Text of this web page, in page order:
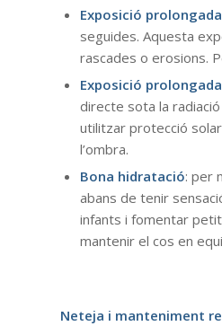
Exposició prolongada
seguides. Aquesta
rascades o erosions.
Exposició
directe sota la
utilitzar protecció
l’ombra.
Bona hidratació: per
abans de tenir
infants i fomentar
mantenir el cos en
Neteja i manteniment